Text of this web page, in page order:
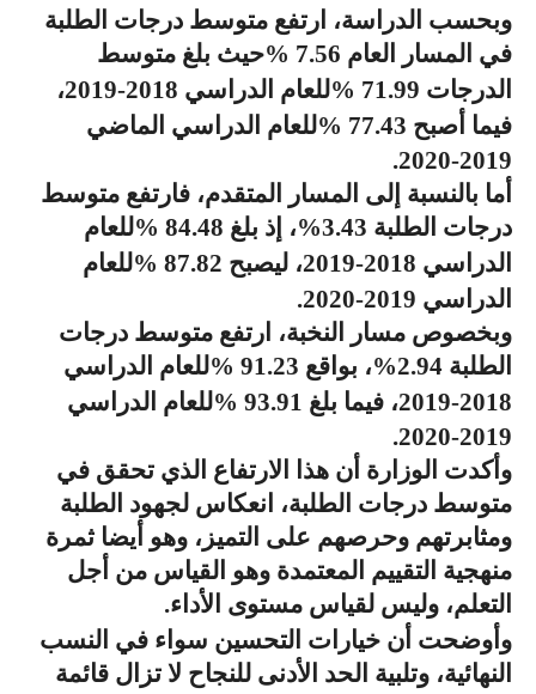
وبحسب الدراسة، ارتفع متوسط درجات الطلبة
في المسار العام 7.56
%حيث بلغ متوسط
الدرجات 71.99
%
للعام الدراسي 2018-2019،
فيما أصبح 77.43
%للعام الدراسي الماضي
2019-2020.
أما بالنسبة إلى المسار المتقدم، فارتفع متوسط
درجات الطلبة 3.43
%، إذ بلغ 84.48 %للعام
الدراسي 2018-2019، ليصبح 87.82
%للعام
الدراسي 2019-2020.
وبخصوص مسار النخبة، ارتفع متوسط درجات
الطلبة 2.94
%، بواقع 91.23 %للعام الدراسي
2018-2019، فيما بلغ 93.91
%للعام الدراسي
2019-2020.
وأكدت الوزارة أن هذا الارتفاع الذي تحقق في
متوسط درجات الطلبة، انعكاس لجهود الطلبة
ومثابرتهم وحرصهم على التميز، وهو أيضا ثمرة
منهجية التقييم المعتمدة وهو القياس من أجل
التعلم، وليس لقياس مستوى الأداء.
وأوضحت أن خيارات التحسين سواء في النسب
النهائية، وتلبية الحد الأدنى للنجاح لا تزال قائمة